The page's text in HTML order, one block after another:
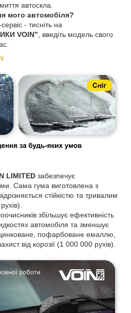
автоскла.
мого автомобіля?
- тисніть на
VOIN” , введіть модель свого
LIMITED забезпечує
Сама гума виготовлена з
стійкістю та тривалим
збільшує ефективність
автомобіля та зменшує
пофарбоване емаллю,
від корозії (1 000 000 рухів).